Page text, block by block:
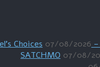
07/08/2026
07/08/